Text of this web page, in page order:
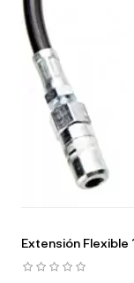
Extensión Flexible